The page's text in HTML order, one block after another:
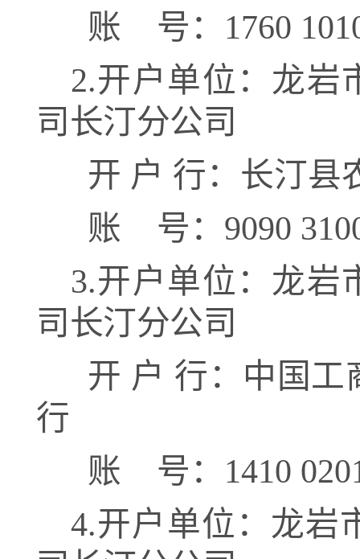
账
号： 1760
2.开户单位： 龙岩
司长汀分公司
开 户 行： 长汀县
账
号： 9090
3.开户单位： 龙岩
司长汀分公司
开 户 行： 中国工
行
账
号： 1410
4.开户单位： 龙岩